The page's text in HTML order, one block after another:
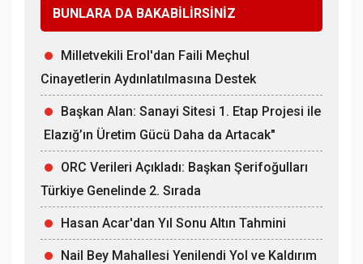
BUNLARA DA BAKABİLİRSİNİZ
Milletvekili Erol'dan Faili Meçhul
Cinayetlerin Aydınlatılmasına Destek
Başkan Alan: Sanayi Sitesi 1. Etap Projesi ile
Elazığ’ın Üretim Gücü Daha da Artacak"
ORC Verileri Açıkladı: Başkan Şerifoğulları
Türkiye Genelinde 2. Sırada
Hasan Acar'dan Yıl Sonu Altın Tahmini
Nail Bey Mahallesi Yenilendi Yol ve Kaldırım